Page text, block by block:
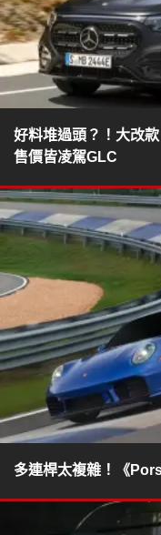
好料堆過頭？！大改
售價皆凌駕GLC
多連桿太複雜！《